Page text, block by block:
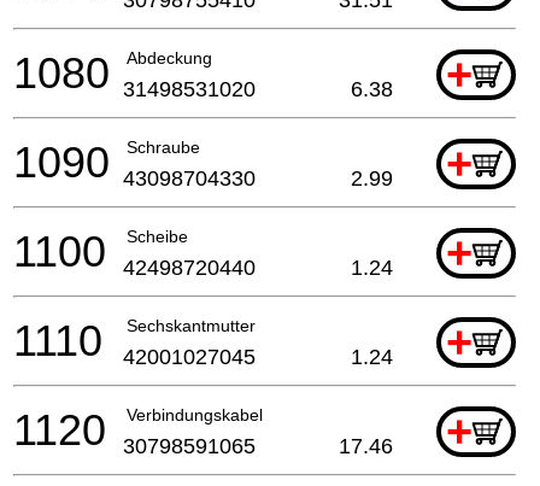
Abdeckung +
1080 31498531020 6.38
Schraube +
1090 43098704330 2.99
Scheibe +
1100 42498720440 1.24
Sechskantmutter +
1110 42001027045 1.24
Verbindungskabel +
1120 30798591065 17.46